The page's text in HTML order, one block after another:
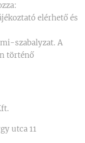
elérhető és
szabalyzat. A
történő
utca 11